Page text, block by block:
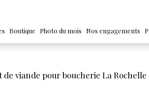
Boutique Photo du mois Nos engagements
viande pour boucherie La Rochelle